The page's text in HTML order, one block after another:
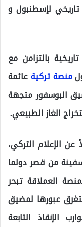
لإسطنبول و
بالتزامن مع
منصة تركيةعائمة
البوسفور متجهة
الغاز الطبيعي.
الإعلام التركي،
من قصر دولما
العملاقة تبحر
عبورها لمضيق
قوارب الإنقاذ التابعة